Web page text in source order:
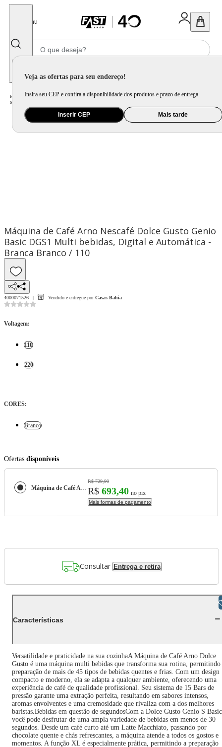
Menu
Veja as ofertas para seu endereço!
Insira seu CEP e confira a disponibilidade dos produtos e prazo de entrega.
Inserir CEP Mais tarde
Home Eletroportátil / Máquina de Café e Preparação de Bebida / Cafeteira Elétrica /
Máquina de Café Arno Nescafé Dolce Gusto Genio Basic DGS1 Multi bebidas, Digital e Automática - Branca
Máquina de Café Arno Nescafé Dolce Gusto Genio
Basic DGS1 Multi bebidas, Digital e Automática -
Branca Branco / 110
4000071526 Vendido e entregue por Casas Bahia
Voltagem:
110
220
CORES:
Branco
Ofertas disponíveis
Máquina de Café Arno Nescafé Dolce Gusto Genio Basic DGS1 Multi bebidas, Digital e Automática - Branca
R$ 729,90
R$ 693,40 no pix
Mais formas de pagamento
Consultar Entrega e retira
Características
Versatilidade e praticidade na sua cozinhaA Máquina de Café Arno Dolce
Gusto é uma máquina multi bebidas que transforma sua rotina, permitindo
preparação de mais de 45 tipos de bebidas quentes e frias. Com um design
compacto e moderno, ela se adapta a qualquer ambiente, oferecendo uma
experiência de café de qualidade profissional. Seu sistema de 15 Bars de
pressão garante uma extração perfeita, resultando em sabores intensos,
aromas envolventes e uma cremosidade que rivaliza com a dos melhores
baristas.Bebidas em questão de segundosCom a Dolce Gusto Genio S
você pode desfrutar de uma ampla variedade de bebidas em menos de 30
segundos. Desde um café curto até um Latte Macchiato, passando por
chocolate quente e chás refrescantes, a máquina atende a todos os gostos e
momentos. A função XL é especialmente prática, permitindo a preparação